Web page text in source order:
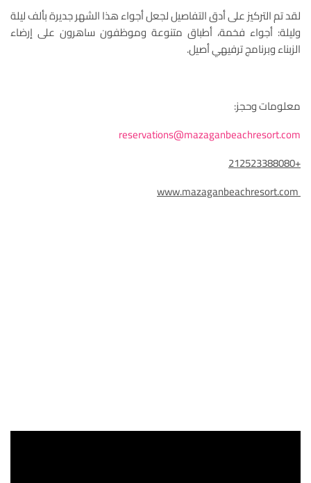
لقد تم التركيز على أدق التفاصيل لجعل أجواء هذا الشهر جديرة بألف ليلة
وليلة: أجواء فخمة، أطباق متنوعة وموظفون ساهرون على إرضاء
الزبناء وبرنامج ترفيهي أصيل.
معلومات وحجز:
reservations@mazaganbeachresort.com
+212523388080
www.mazaganbeachresort.com